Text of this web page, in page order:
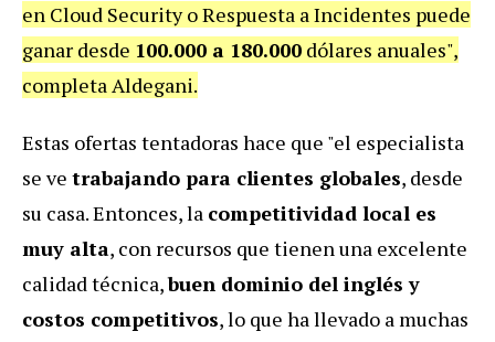
en Cloud Security o Respuesta a Incidentes puede
ganar desde 100.000 a 180.000 dólares anuales",
completa Aldegani.
Estas ofertas tentadoras hace que "el especialista
se ve trabajando para clientes globales, desde
su casa. Entonces, la competitividad local es
muy alta, con recursos que tienen una excelente
calidad técnica,buen dominio del inglés y
costos competitivos, lo que ha llevado a muchas